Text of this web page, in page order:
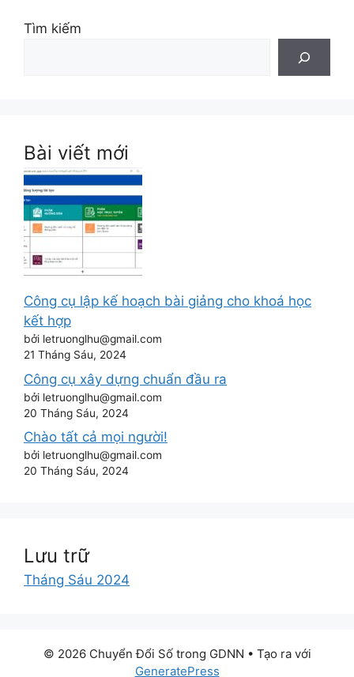
Tìm kiếm
Bài viết mới
Công cụ lập kế hoạch bài giảng cho khoá học
kết hợp
bởi letruonglhu@gmail.com
21 Tháng Sáu, 2024
Công cụ xây dựng chuẩn đầu ra
bởi letruonglhu@gmail.com
20 Tháng Sáu, 2024
Chào tất cả mọi người!
bởi letruonglhu@gmail.com
20 Tháng Sáu, 2024
Lưu trữ
Tháng Sáu 2024
© 2026 Chuyển Đổi Số trong GDNN • Tạo ra với
GeneratePress